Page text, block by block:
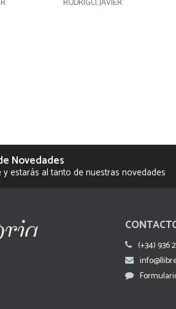
RODRIGO, JAVIER
Novedades
y estarás al tanto de nuestras novedades
(+34) 936